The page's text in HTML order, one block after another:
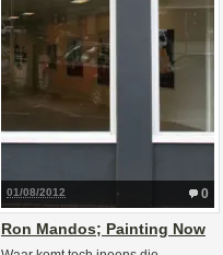
0
01/08/2012
Ron Mandos; Painting Now